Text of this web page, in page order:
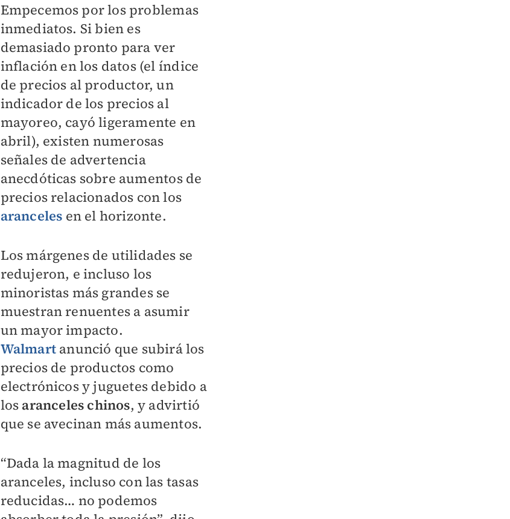
Empecemos por los problemas
inmediatos. Si bien es
demasiado pronto para ver
inflación en los datos (el índice
de precios al productor, un
indicador de los precios al
mayoreo, cayó ligeramente en
abril), existen numerosas
señales de advertencia
anecdóticas sobre aumentos de
precios relacionados con los
aranceles en el horizonte.
Los márgenes de utilidades se
redujeron, e incluso los
minoristas más grandes se
muestran renuentes a asumir
un mayor impacto.
Walmart anunció que subirá los
precios de productos como
electrónicos y juguetes debido a
los aranceles chinos, y advirtió
que se avecinan más aumentos.
“Dada la magnitud de los
aranceles, incluso con las tasas
reducidas… no podemos